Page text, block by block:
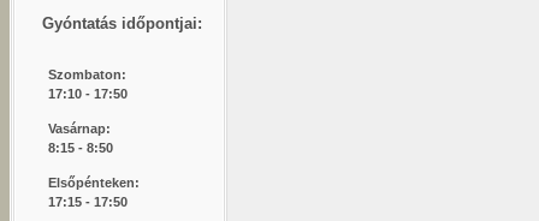
Gyóntatás időpontjai:
Szombaton:
1 7:10 - 17:50
Vasárnap:
8:15 - 8:50
Elsőpénteken:
17:15 - 17:50